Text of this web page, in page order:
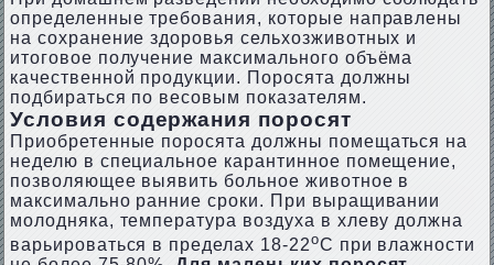
определенные требования, которые направлены
на сохранение здоровья сельхозживотных и
итоговое получение максимального объёма
качественной продукции. Поросята должны
подбираться по весовым показателям.
Условия содержания поросят
Приобретенные поросята должны помещаться на
неделю в специальное карантинное помещение,
позволяющее выявить больное животное в
максимально ранние сроки. При выращивании
молодняка, температура воздуха в хлеву должна
варьироваться в пределах 18-22оС при влажности